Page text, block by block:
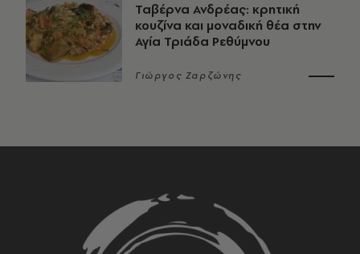
Ταβέρνα Ανδρέας: κρητική
κουζίνα και μοναδική θέα στην
Αγία Τριάδα Ρεθύμνου
Γιώργος Ζαρζώνης